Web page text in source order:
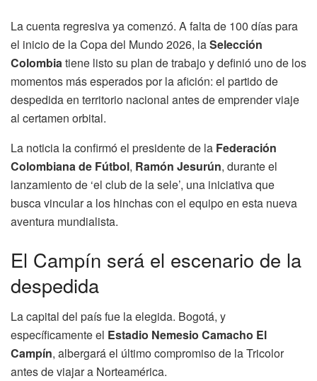
La cuenta regresiva ya comenzó. A falta de 100 días para
el inicio de la Copa del Mundo 2026, laSelección
Colombiatiene listo su plan de trabajo y definió uno de los
momentos más esperados por la afición: el partido de
despedida en territorio nacional antes de emprender viaje
al certamen orbital.
La noticia la confirmó el presidente de la Federación
Colombiana de Fútbol, Ramón Jesurún, durante el
lanzamiento de ‘el club de la sele’, una iniciativa que
busca vincular a los hinchas con el equipo en esta nueva
aventura mundialista.
El Campín será el escenario de la
despedida
La capital del país fue la elegida. Bogotá, y
específicamente el Estadio Nemesio Camacho El
Campín, albergará el último compromiso de la Tricolor
antes de viajar a Norteamérica.